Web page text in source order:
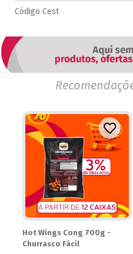
Código Cest
Hot Wings Cong 700g -
Churrasco Fácil